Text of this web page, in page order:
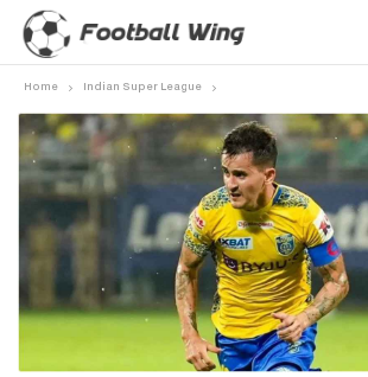
Home Indian Super League